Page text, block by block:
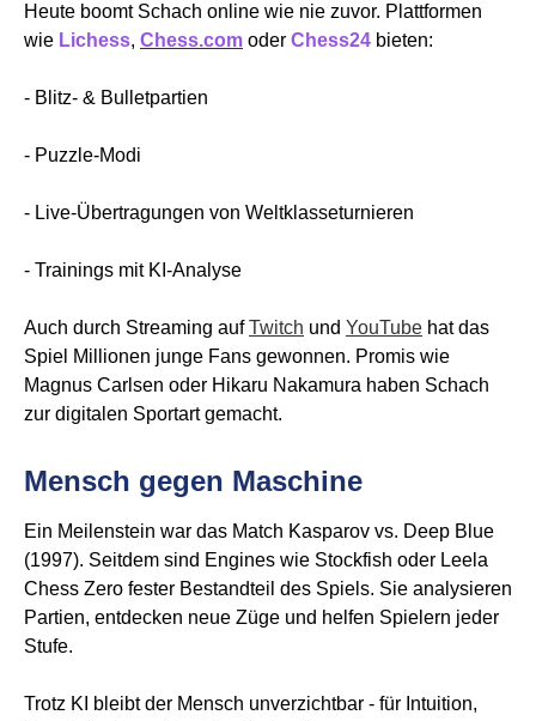
Heute boomt Schach online wie nie zuvor. Plattformen
wie Lichess, Chess.com oder Chess24 bieten:
- Blitz- & Bulletpartien
- Puzzle-Modi
- Live-Übertragungen von Weltklasseturnieren
- Trainings mit KI-Analyse
Auch durch Streaming aufTwitch und YouTube hat das
Spiel Millionen junge Fans gewonnen. Promis wie
Magnus Carlsen oder Hikaru Nakamura haben Schach
zur digitalen Sportart gemacht.
Mensch gegen Maschine
Ein Meilenstein war das Match Kasparov vs. Deep Blue
(1997). Seitdem sind Engines wie Stockfish oder Leela
Chess Zero fester Bestandteil des Spiels. Sie analysieren
Partien, entdecken neue Züge und helfen Spielern jeder
Stufe.
Trotz KI bleibt der Mensch unverzichtbar - für Intuition,